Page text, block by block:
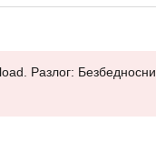
Разлог: Безбедносни